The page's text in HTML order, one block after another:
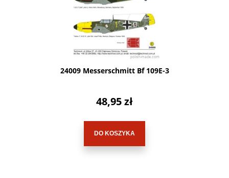
24009 Messerschmitt Bf 109E-3
48,95 zł
DO KOSZYKA